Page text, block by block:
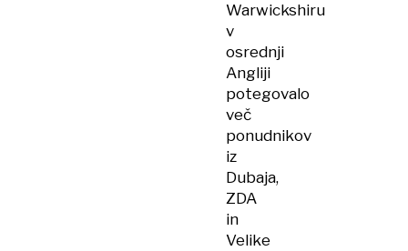
Warwickshiru
v
osrednji
Angliji
potegovalo
več
ponudnikov
iz
Dubaja,
ZDA
in
Velike